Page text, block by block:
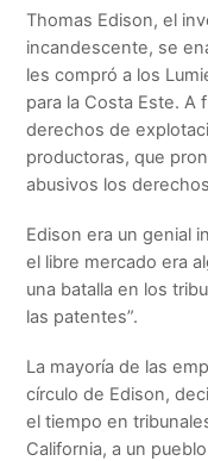
Thomas Edison, el
incandescente, se
les compró a los
para la Costa Este. A
derechos de
productoras, que
abusivos los
Edison era un genial
el libre mercado era
una batalla en los
las patentes”.
La mayoría de las
círculo de Edison,
el tiempo en
California, a un